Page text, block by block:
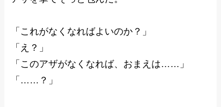
「これがなくなればよいのか？」
「え？」
「このアザがなくなれば、おまえは……」
「……？」